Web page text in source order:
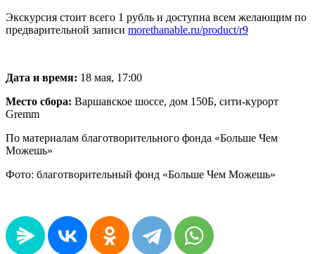
Экскурсия стоит всего 1 рубль и доступна всем желающим по
предварительной записи morethanable.ru/product/r9
Дата и время: 18 мая, 17:00
Место сбора: Варшавское шоссе, дом 150Б, сити-курорт
Gremm
По материалам благотворительного фонда «Больше Чем
Можешь»
Фото: благотворительный фонд «Больше Чем Можешь»